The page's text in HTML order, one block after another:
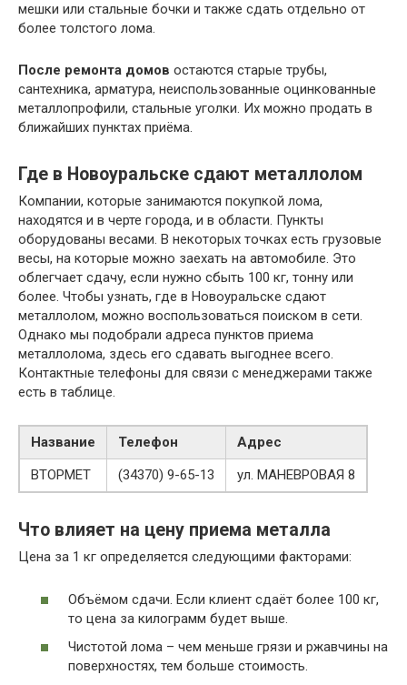
мешки или стальные бочки и также сдать отдельно от
более толстого лома.
После ремонта домов остаются старые трубы,
сантехника, арматура, неиспользованные оцинкованные
металлопрофили, стальные уголки. Их можно продать в
ближайших пунктах приёма.
Где в Новоуральске сдают металлолом
Компании, которые занимаются покупкой лома,
находятся и в черте города, и в области. Пункты
оборудованы весами. В некоторых точках есть грузовые
весы, на которые можно заехать на автомобиле. Это
облегчает сдачу, если нужно сбыть 100 кг, тонну или
более. Чтобы узнать, где в Новоуральске сдают
металлолом, можно воспользоваться поиском в сети.
Однако мы подобрали адреса пунктов приема
металлолома, здесь его сдавать выгоднее всего.
Контактные телефоны для связи с менеджерами также
есть в таблице.
Название Телефон
Адрес
ВТОРМЕТ
(34370) 9-65-13 ул. МАНЕВРОВАЯ 8
Что влияет на цену приема металла
Цена за 1 кг определяется следующими факторами:
Объёмом сдачи. Если клиент сдаёт более 100 кг,
то цена за килограмм будет выше.
Чистотой лома – чем меньше грязи и ржавчины на
поверхностях, тем больше стоимость.